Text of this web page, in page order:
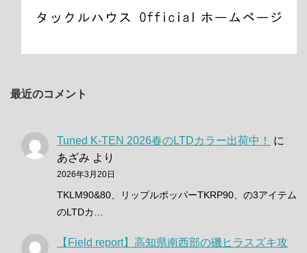
最近のコメント
Tuned K-TEN 2026春のLTDカラー出荷中！
に
あざみ より
2026年3月20日
TKLM90&80、リップルポッパーTKRP90、の3アイテム
のLTDカ…
【Field report】高知県南西部の磯ヒラスズキ攻